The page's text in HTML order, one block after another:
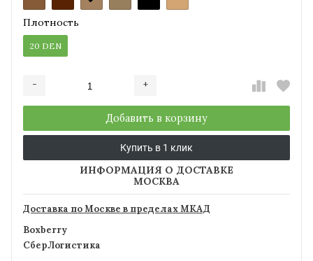
Плотность
20 DEN
- +
Добавить в корзину
Купить в 1 клик
ИНФОРМАЦИЯ О ДОСТАВКЕ
МОСКВА
Доставка по Москве в пределах МКАД
Boxberry
СберЛогистика